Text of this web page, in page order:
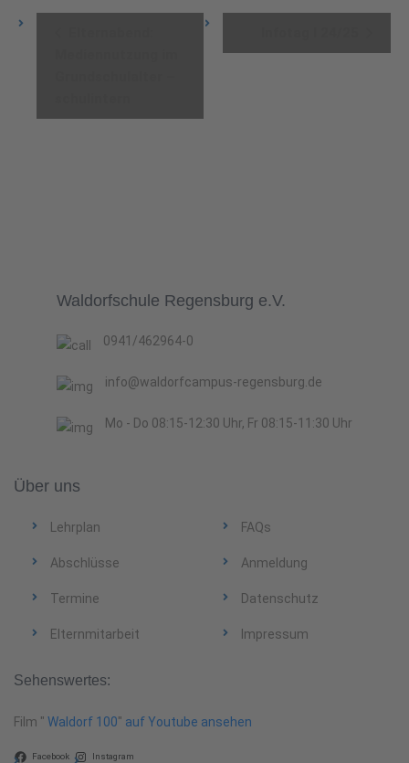
Veranstaltung-
Waldorfschule Regensburg e.V.
0941/462964-0
info@waldorfcampus-regensburg.de
Mo - Do 08:15-12:30 Uhr, Fr 08:15-11:30 Uhr
Über uns
Lehrplan FAQs
Abschlüsse Anmeldung
Termine Datenschutz
Elternmitarbeit Impressum
Sehenswertes:
Film " Waldorf 100" auf Youtube ansehen
Facebook Instagram